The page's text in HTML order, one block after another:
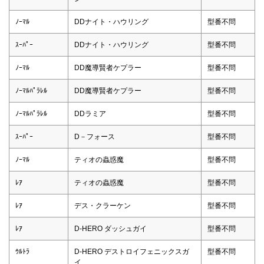
ﾉｰﾏﾙ DDナイト・ハウリング 型番不問
ｽｰﾊﾟｰ DDナイト・ハウリング 型番不問
ﾉｰﾏﾙ DD魔導賢者ケプラー 型番不問
ﾉｰﾏﾙﾊﾟﾗﾚﾙ DD魔導賢者ケプラー 型番不問
ﾉｰﾏﾙﾊﾟﾗﾚﾙ DDラミア 型番不問
ｽｰﾊﾟｰ D－フォース 型番不問
ﾉｰﾏﾙ ティオの蟲惑魔 型番不問
ﾚｱ ティオの蟲惑魔 型番不問
ﾚｱ デス・クラーケン 型番不問
ﾚｱ D-HERO ダッシュガイ 型番不問
ｳﾙﾄﾗ
D-HERO デストロイフェニックスガ
イ
型番不問